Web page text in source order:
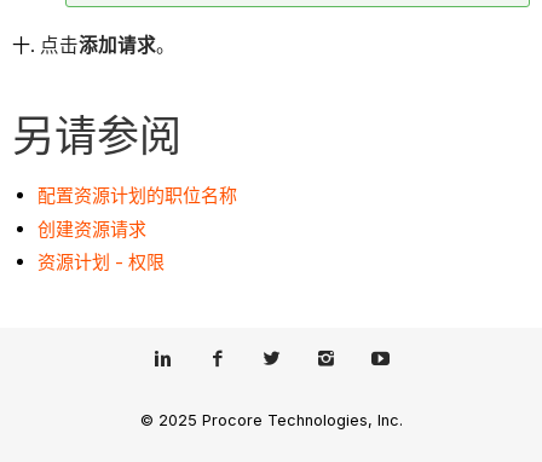
点击添加请求。
另请参阅
配置资源计划的职位名称
创建资源请求
资源计划 - 权限
© 2025 Procore Technologies, Inc.